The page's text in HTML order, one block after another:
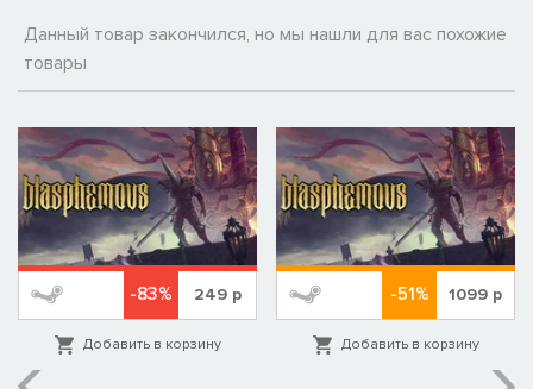
Данный товар закончился, но мы нашли для вас похожие
товары
-83% 249р
Добавить в корзину
-51% 1099 р
Добавить в корзину